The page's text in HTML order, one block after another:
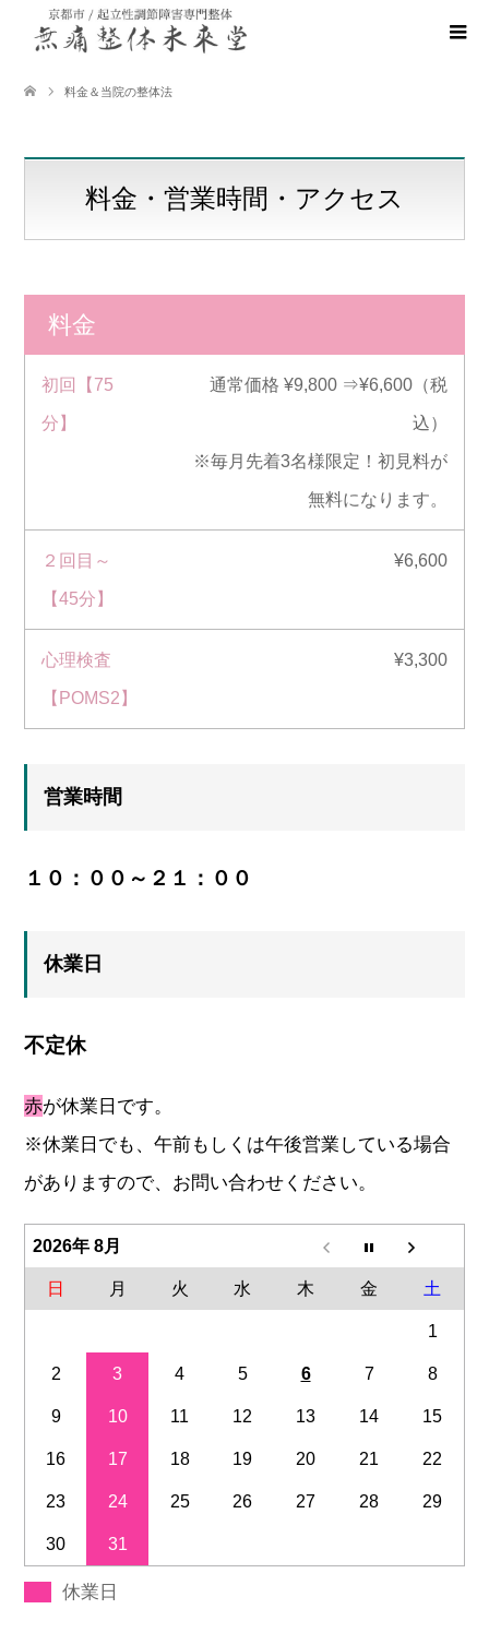
料金＆当院の整体法
料金・営業時間・アクセス
料金
初回【75
分】
通常価格 ¥9,800 ⇒¥6,600（税
込）
※毎月先着3名様限定！初見料が
無料になります。
２回目～
【45分】
¥6,600
心理検査
【POMS2】
¥3,300
営業時間
１０：００～２１：００
休業日
不定休
赤が休業日です。
※休業日でも、午前もしくは午後営業している場合
がありますので、お問い合わせください。
2026年 8月
日 月 火 水 木 金 土
1
2 3 4 5 6 7 8
9 10 11 12 13 14 15
16 17 18 19 20 21 22
23 24 25 26 27 28 29
30 31
休業日